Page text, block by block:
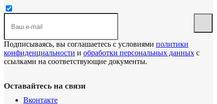
Подписываясь, вы соглашаетесь с условиями политики
конфиденциальности и обработки персональных данных с
ссылками на соответствующие документы.
Оставайтесь на связи
Вконтакте